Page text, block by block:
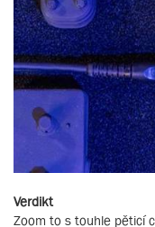
Verdikt
Zoom to s touhle pěticí